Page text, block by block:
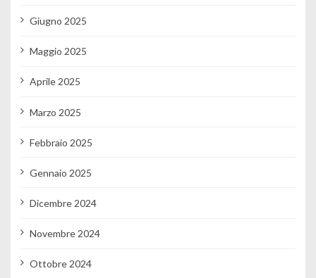
Giugno 2025
Maggio 2025
Aprile 2025
Marzo 2025
Febbraio 2025
Gennaio 2025
Dicembre 2024
Novembre 2024
Ottobre 2024